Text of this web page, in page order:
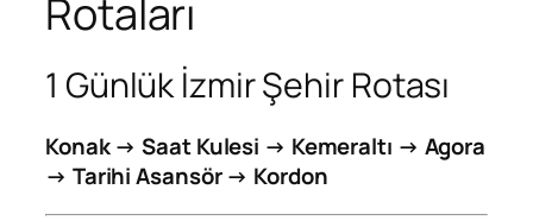
Rotaları
1 Günlük İzmir Şehir Rotası
Konak → Saat Kulesi → Kemeraltı → Agora
→ Tarihi Asansör → Kordon